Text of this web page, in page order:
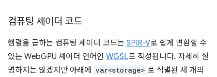
컴퓨팅 셰이더 코드
행렬을 곱하는 컴퓨팅 셰이더 코드는 SPIR-V로 쉽게 변환할 수
있는 WebGPU 셰이더 언어인 WGSL로 작성됩니다. 자세히 설
명하지는 않겠지만 아래에
var<storage> 로 식별된 세 개의